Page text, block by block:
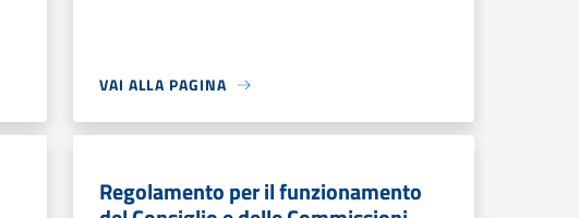
VAI ALLA PAGINA
Regolamento per il funzionamento